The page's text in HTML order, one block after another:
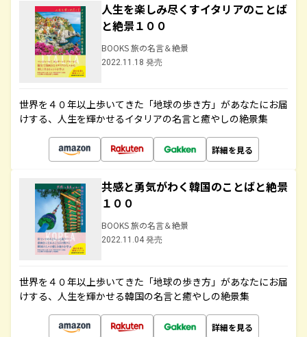
人生を楽しみ尽くすイタリアのことば
と絶景１００
BOOKS 旅の名言＆絶景
2022.11.18 発売
世界を４０年以上歩いてきた「地球の歩き方」があなたにお届
けする、人生を輝かせるイタリアの名言と癒やしの絶景集
詳細を見る
共感と勇気がわく韓国のことばと絶景
１００
BOOKS 旅の名言＆絶景
2022.11.04 発売
世界を４０年以上歩いてきた「地球の歩き方」があなたにお届
けする、人生を輝かせる韓国の名言と癒やしの絶景集
詳細を見る